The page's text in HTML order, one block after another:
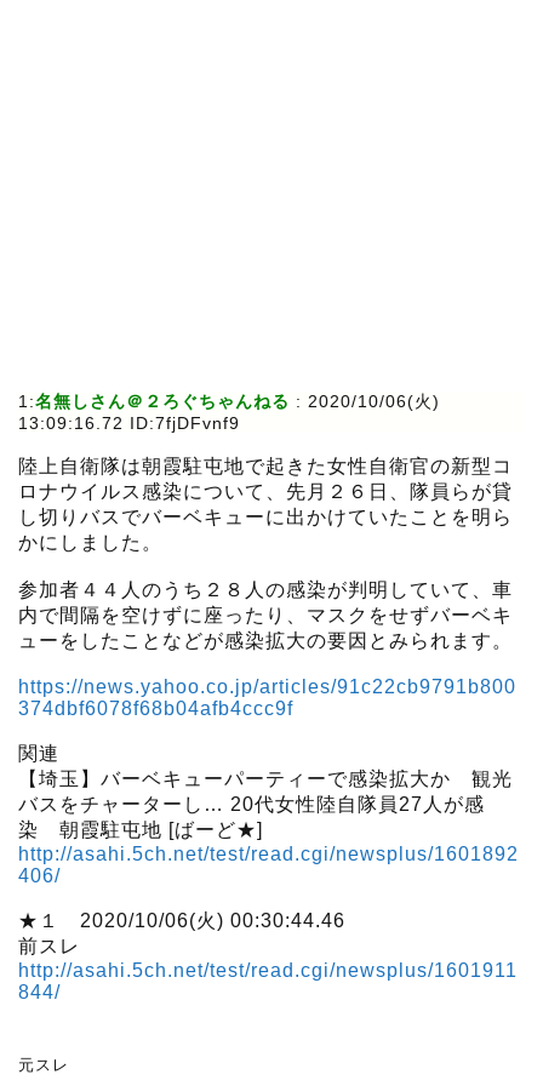
1:名無しさん＠２ろぐちゃんねる : 2020/10/06(火)
13:09:16.72 ID:7fjDFvnf9
陸上自衛隊は朝霞駐屯地で起きた女性自衛官の新型コ
ロナウイルス感染について、先月２６日、隊員らが貸
し切りバスでバーベキューに出かけていたことを明ら
かにしました。
参加者４４人のうち２８人の感染が判明していて、車
内で間隔を空けずに座ったり、マスクをせずバーベキ
ューをしたことなどが感染拡大の要因とみられます。
https://news.yahoo.co.jp/articles/91c22cb9791b800
374dbf6078f68b04afb4ccc9f
関連
【埼玉】バーベキューパーティーで感染拡大か 観光
バスをチャーターし… 20代女性陸自隊員27人が感
染 朝霞駐屯地 [ばーど★]
http://asahi.5ch.net/test/read.cgi/newsplus/1601892
406/
★１ 2020/10/06(火) 00:30:44.46
前スレ
http://asahi.5ch.net/test/read.cgi/newsplus/1601911
844/
元スレ